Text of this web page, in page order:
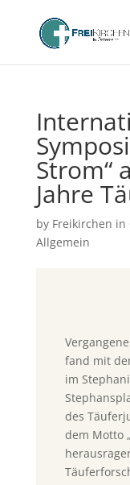
Strom“
Jahre
by Freikirchen in
Allgemein
fand mit
im
des
dem Motto